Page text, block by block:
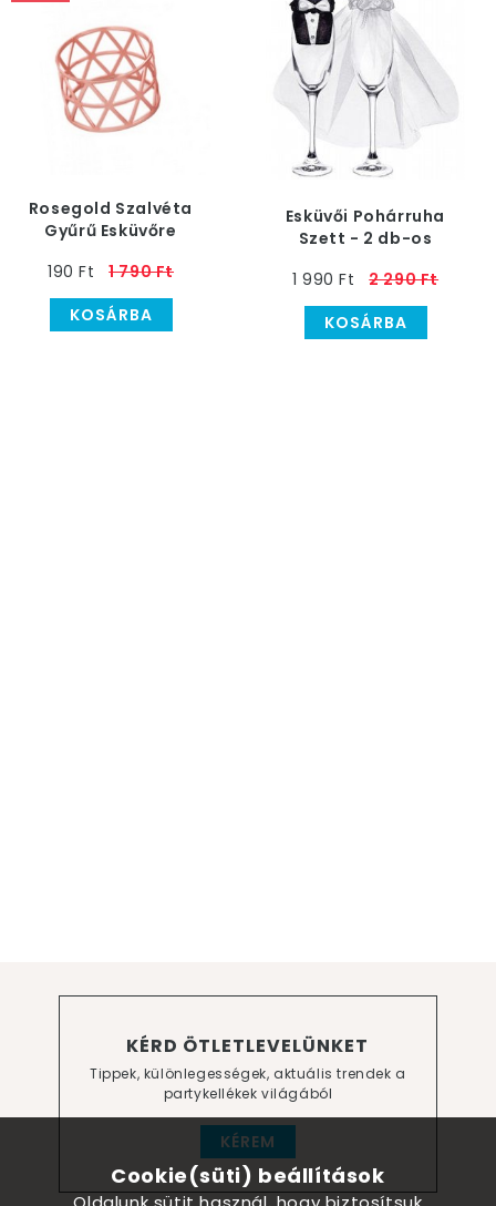
Rosegold Szalvéta
Gyűrű Esküvőre
190 Ft
1 790 Ft
KOSÁRBA
Esküvői Pohárruha
Szett - 2 db-os
1 990 Ft
2 290 Ft
KOSÁRBA
KÉRD ÖTLETLEVELÜNKET
Tippek, különlegességek, aktuális trendek a
partykellékek világából
KÉREM
Cookie(süti) beállítások